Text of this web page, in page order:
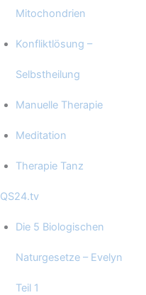
Mitochondrien
Konfliktlösung –
Selbstheilung
Manuelle Therapie
Meditation
Therapie Tanz
QS24.tv
Die 5 Biologischen
Naturgesetze – Evelyn
Teil 1